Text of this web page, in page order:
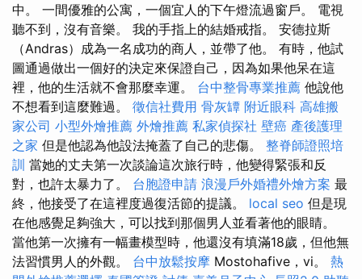
中。 一間優雅的公寓，一個宜人的下午燈流過窗戶。 電視
聽不到，沒有音樂。 我的手指上的結婚戒指。 安德拉斯
（Andras）成為一名成功的商人，並帶了他。 有時，他試
圖通過做出一個好的決定來保證自己，因為如果他呆在這
裡，他的生活就不會那麼幸運。 台中整骨專業推薦 他說他
不想看到這麼難過。 徵信社費用 骨灰罈 附近眼科 高雄搬
家公司 小型外燴推薦 外燴推薦 私家偵探社 壁癌 產後護理
之家 但是他認為他設法掩蓋了自己的悲傷。 整脊師證照培
訓 當她的丈夫第一次談論這次旅行時，他變得緊張和反
對，也許太暴力了。 台胞證申請 浪漫戶外婚禮外燴方案 最
終，他接受了在這裡度過復活節的提議。 local seo 但是現
在他感覺足夠強大，可以找到那個男人並看著他的眼睛。
當他第一次擁有一幅畫模型時，他還沒有填滿18歲，但他無
法習慣男人的外觀。 台中放鬆按摩 Mostohafive，vi。 熱